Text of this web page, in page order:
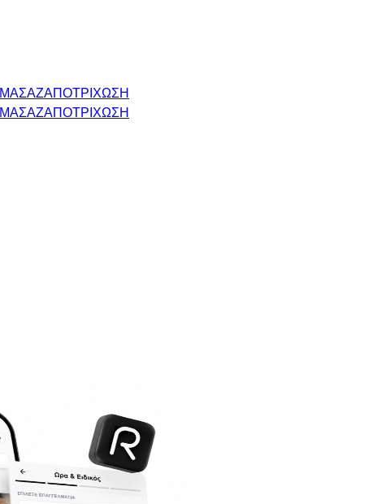
ΜΑΣΑΖΑΠΟΤΡΙΧΩΣΗ
ΜΑΣΑΖΑΠΟΤΡΙΧΩΣΗ